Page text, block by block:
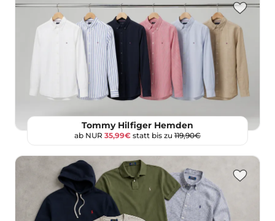
Tommy Hilfiger Hemden
ab NUR 35,99€ statt bis zu 119,90€